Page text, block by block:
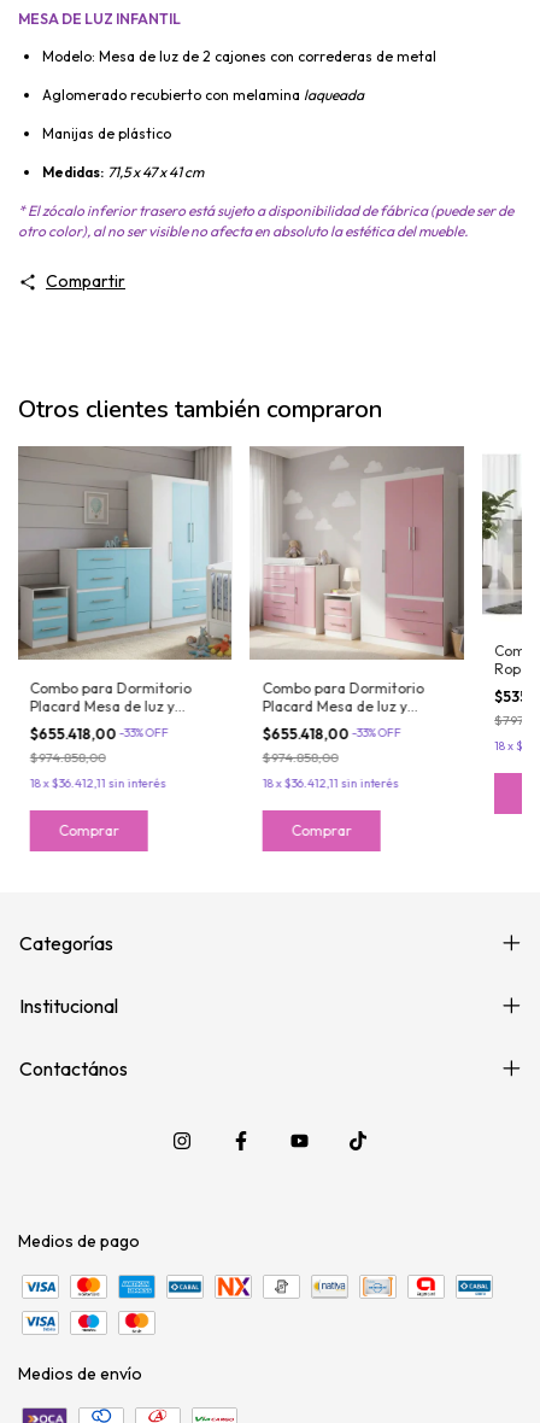
MESA DE LUZ INFANTIL
Modelo: Mesa de luz de 2 cajones con correderas de metal
Aglomerado recubierto con melamina laqueada
Manijas de plástico
Medidas: 71,5 x 47 x 41 cm
* El zócalo inferior trasero está sujeto a disponibilidad de fábrica (puede ser de
otro color), al no ser visible no afecta en absoluto la estética del mueble.
Compartir
Otros clientes también compraron
Combo para Dormitorio
Placard Mesa de luz y
Comoda Infantil Celeste
Maximo Fortaleza
$655.418,00 -33%OFF
$974.858,00
18x$36.412,11 sin interés
Combo para Dormitorio
Placard Mesa de luz y
Comoda Infantil Rosado
Maximo Fortaleza
$655.418,00 -33%OFF
$974.858,00
18x$36.412,11 sin interés
18x
Categorías
Institucional
Contactános
Medios de pago
Medios de envío